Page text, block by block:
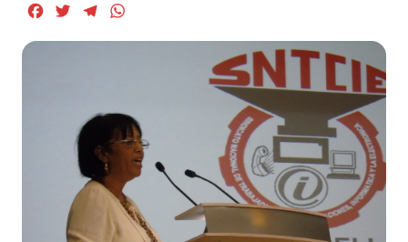
FacebookTwitterTelegram